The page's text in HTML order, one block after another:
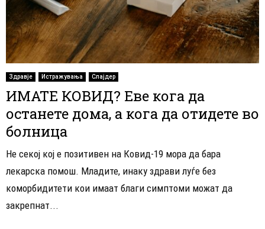
Здравје Истражувања Слајдер
ИМАТЕ КОВИД? Еве кога да
останете дома, а кога да отидете во
болница
Не секој кој е позитивен на Ковид-19 мора да бара
лекарска помош. Младите, инаку здрави луѓе без
коморбидитети кои имаат благи симптоми можат да
закрепнат...